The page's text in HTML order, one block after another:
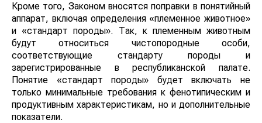
Кроме того, Законом вносятся поправки в понятийный
аппарат, включая определения «племенное животное»
и «стандарт породы». Так, к племенным животным
будут относиться чистопородные особи,
соответствующие стандарту породы и
зарегистрированные в республиканской палате.
Понятие «стандарт породы» будет включать не
только минимальные требования к фенотипическим и
продуктивным характеристикам, но и дополнительные
показатели.